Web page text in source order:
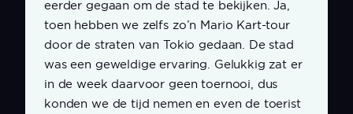
eerder gegaan om de stad te bekijken. Ja,
toen hebben we zelfs zo’n Mario Kart-tour
door de straten van Tokio gedaan. De stad
was een geweldige ervaring. Gelukkig zat er
in de week daarvoor geen toernooi, dus
konden we de tijd nemen en even de toerist